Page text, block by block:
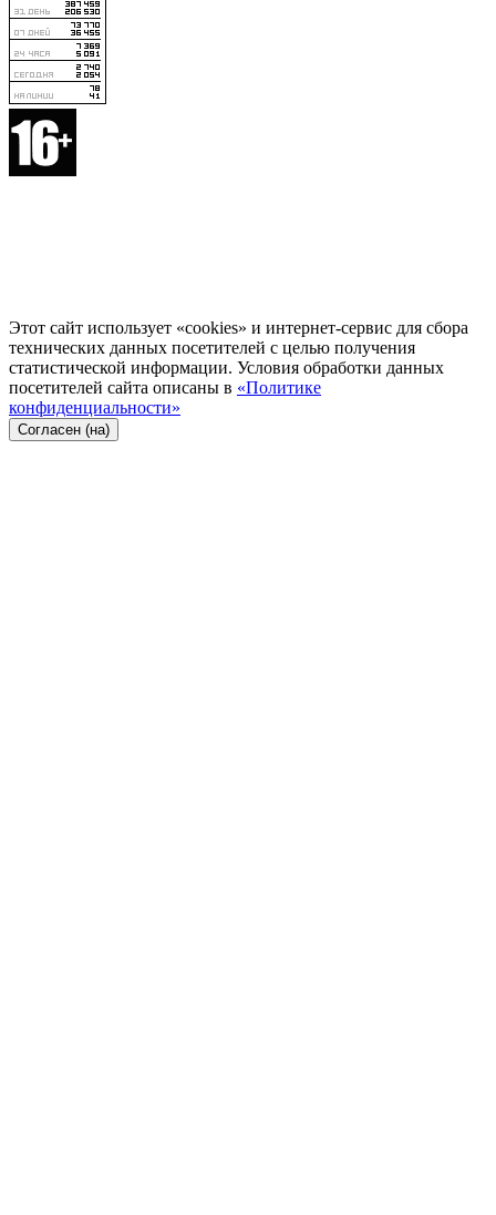
Этот сайт использует «cookies» и интернет-сервис для сбора
технических данных посетителей с целью получения
статистической информации. Условия обработки данных
посетителей сайта описаны в «Политике
конфиденциальности»
Согласен (на)